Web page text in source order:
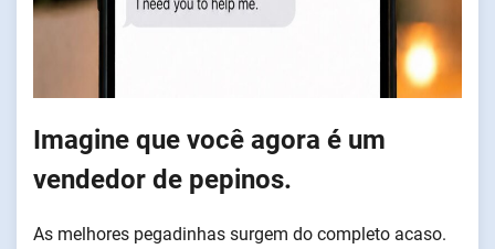
Imagine que você agora é um
vendedor de pepinos.
As melhores pegadinhas surgem do completo acaso.